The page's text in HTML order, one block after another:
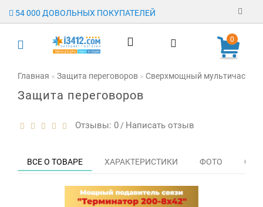
54 000 ДОВОЛЬНЫХ ПОКУПАТЕЛЕЙ
Регистрация
Авторизация
0
Главная Защита переговоров Сверхмощный
Защита переговоров
Отзывы: 0 / Написать отзыв
ВСЕ О ТОВАРЕ ХАРАКТЕРИСТИКИ ФОТО